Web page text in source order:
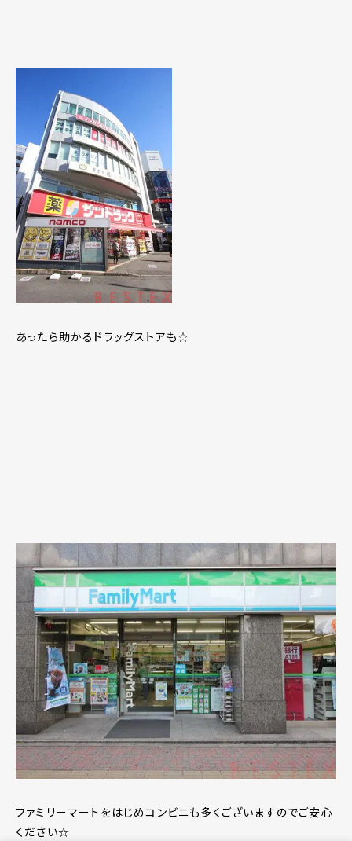
あったら助かるドラッグストアも☆
ファミリーマートをはじめコンビニも多くございますのでご安心
ください☆